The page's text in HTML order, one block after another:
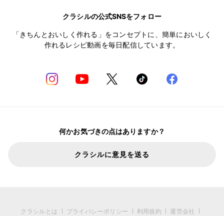
クラシルの公式SNSをフォロー
「きちんとおいしく作れる」をコンセプトに、簡単においしく
作れるレシピ動画を毎日配信しています。
何かお気づきの点はありますか？
クラシルに意見を送る
クラシルとは プライバシーポリシー 利用規約 運営会社